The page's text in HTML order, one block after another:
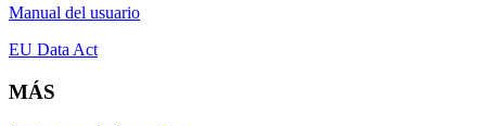
Manual del usuario
EU Data Act
MÁS